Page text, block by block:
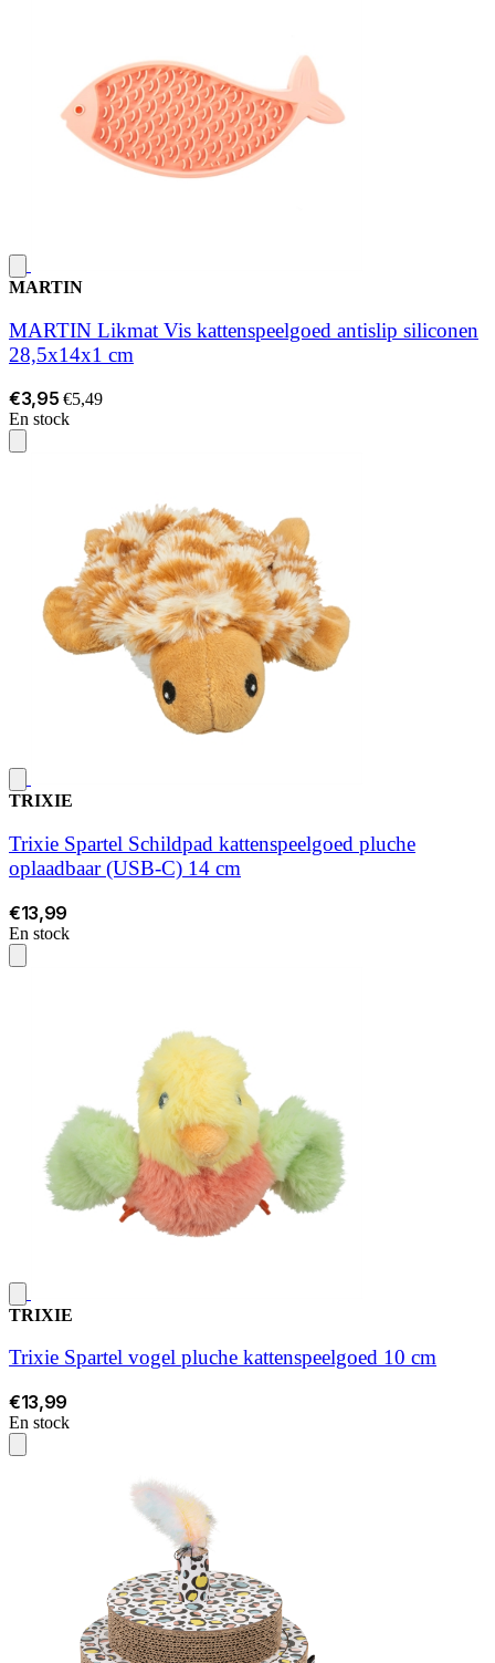
MARTIN
MARTIN Likmat Vis kattenspeelgoed antislip siliconen
28,5x14x1 cm
€3,95 €5,49
En stock
TRIXIE
Trixie Spartel Schildpad kattenspeelgoed pluche
oplaadbaar (USB-C) 14 cm
€13,99
En stock
TRIXIE
Trixie Spartel vogel pluche kattenspeelgoed 10 cm
€13,99
En stock